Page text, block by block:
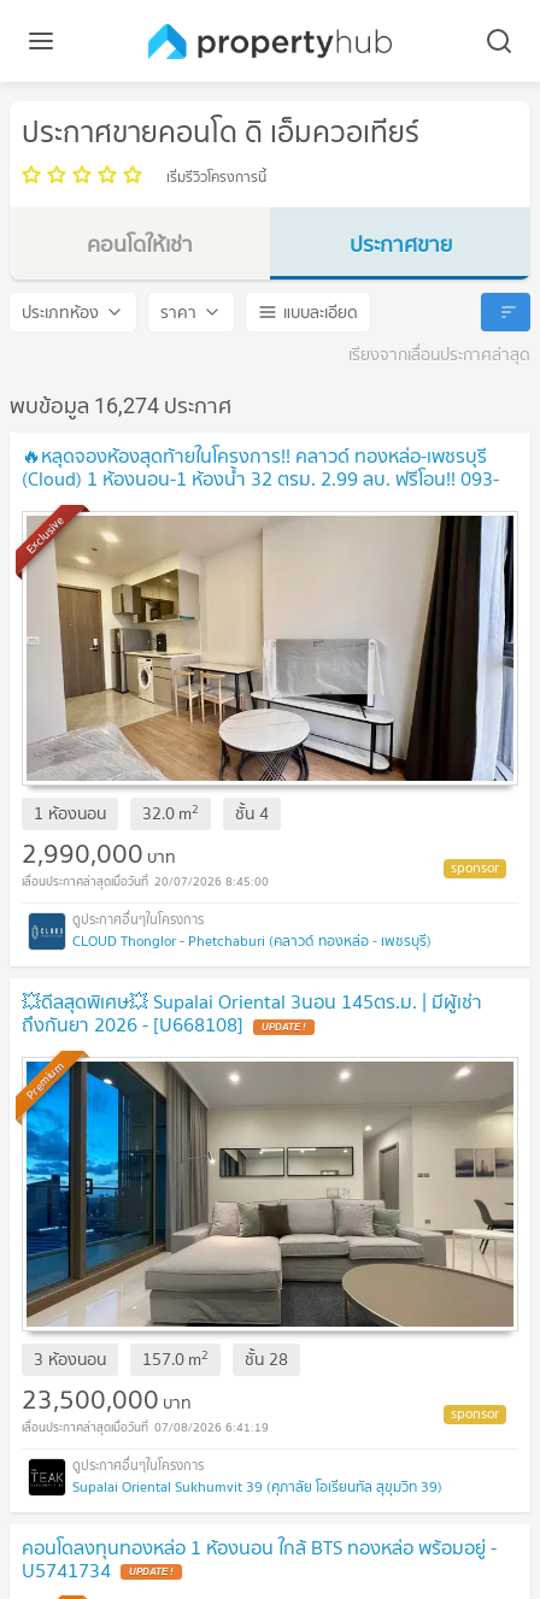
ประกาศขายคอนโด ดิ เอ็มควอเทียร์
เริ่มรีวิวโครงการนี้
คอนโดให้เช่า
ดิ เอ็มควอเทียร์
ประกาศขาย
ดิ เอ็มควอเทียร์
ประเภทห้อง ราคา
แบบละเอียด
เรียงจากเลื่อนประกาศล่าสุด
พบข้อมูล 16,274 ประกาศ
🔥หลุดจองห้องสุดท้ายในโครงการ!! คลาวด์ ทองหล่อ-เพชรบุรี
(Cloud) 1 ห้องนอน-1 ห้องน้ำ 32 ตรม. 2.99 ลบ. ฟรีโอน!! 093-
615-5959
Exclusive
1 ห้องนอน 32.0m2 ชั้น4
2,990,000 บาท
20/07/2026 8:45:00
CLOUD Thonglor - Phetchaburi (คลาวด์ ทองหล่อ - เพชรบุรี)
💥ดีลสุดพิเศษ💥 Supalai Oriental 3นอน 145ตร.ม. | มีผู้เช่า
ถึงกันยา 2026 - [U668108] UPDATE !
Premium
3 ห้องนอน 157.0m2 ชั้น 28
23,500,000 บาท
07/08/2026 6:41:19
Supalai Oriental Sukhumvit 39 (ศุภาลัย โอเรียนทัล สุขุมวิท 39)
คอนโดลงทุนทองหล่อ 1 ห้องนอน ใกล้ BTS ทองหล่อ พร้อมอยู่ -
U5741734 UPDATE !